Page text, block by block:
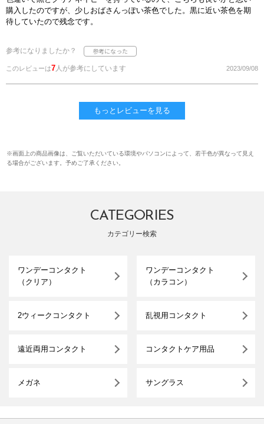
購入したのですが、少しおばさんっぽい茶色でした。黒に近い茶色を期
待していたので残念です。
参考になりましたか？
このレビューは7人が参考にしています 2023/09/08
もっとレビューを見る
※画面上の商品画像は、ご覧いただいている環境やパソコンによって、若干色が異なって見え
る場合がございます。予めご了承ください。
CATEGORIES
カテゴリー検索
ワンデーコンタクト
（クリア）
ワンデーコンタクト
（カラコン）
2ウィークコンタクト 乱視用コンタクト
遠近両用コンタクト コンタクトケア用品
メガネ サングラス